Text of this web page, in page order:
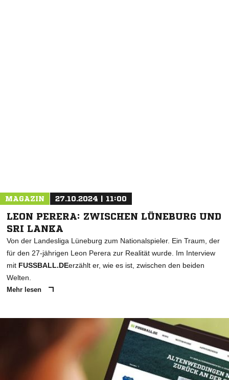
MAGAZIN 27.10.2024 | 11:00
LEON PERERA: ZWISCHEN LÜNEBURG UND
SRI LANKA
Von der Landesliga Lüneburg zum Nationalspieler. Ein Traum, der
für den 27-jährigen Leon Perera zur Realität wurde. Im Interview
mit FUSSBALL.DEerzählt er, wie es ist, zwischen den beiden
Welten.
Mehr lesen